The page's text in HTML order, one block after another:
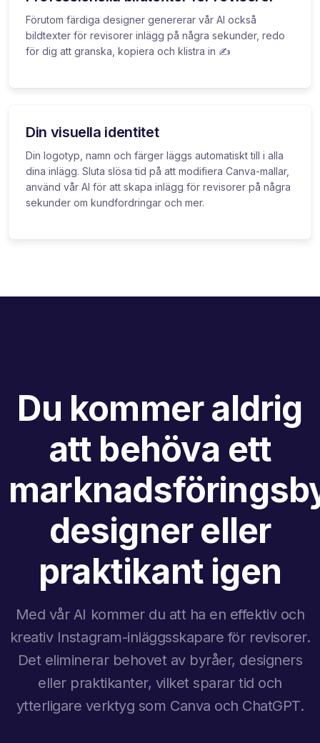
Förutom färdiga designer genererar vår AI också
bildtexter för revisorer inlägg på några sekunder, redo
för dig att granska, kopiera och klistra in ✍️
Din visuella identitet
Din logotyp, namn och färger läggs automatiskt till i alla
dina inlägg. Sluta slösa tid på att modifiera Canva-mallar,
använd vår AI för att skapa inlägg för revisorer på några
sekunder om kundfordringar och mer.
Du kommer aldrig
att behöva ett
designer eller
praktikant igen
Med vår AI kommer du att ha en effektiv och
kreativ Instagram-inläggsskapare för revisorer.
Det eliminerar behovet av byråer, designers
eller praktikanter, vilket sparar tid och
ytterligare verktyg som Canva och ChatGPT.